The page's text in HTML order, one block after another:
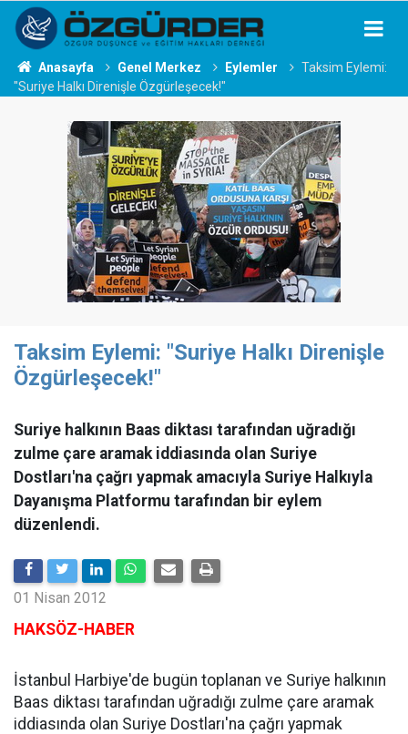
Anasayfa Genel Merkez Eylemler
Taksim Eylemi:
"Suriye Halkı Direnişle Özgürleşecek!"
Taksim Eylemi: "Suriye Halkı Direnişle
Özgürleşecek!"
Suriye halkının Baas diktası tarafından uğradığı
zulme çare aramak iddiasında olan Suriye
Dostları'na çağrı yapmak amacıyla Suriye Halkıyla
Dayanışma Platformu tarafından bir eylem
düzenlendi.
01 Nisan 2012
HAKSÖZ-HABER
İstanbul Harbiye'de bugün toplanan ve Suriye halkının
Baas diktası tarafından uğradığı zulme çare aramak
iddiasında olan Suriye Dostları'na çağrı yapmak